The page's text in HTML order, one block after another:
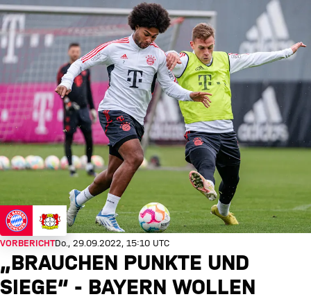
VORBERICHTDo., 29.09.2022, 15:10 UTC
„BRAUCHEN PUNKTE UND
SIEGE“ - BAYERN WOLLEN